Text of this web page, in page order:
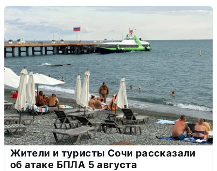
Жители и туристы Сочи рассказали
об атаке БПЛА 5 августа